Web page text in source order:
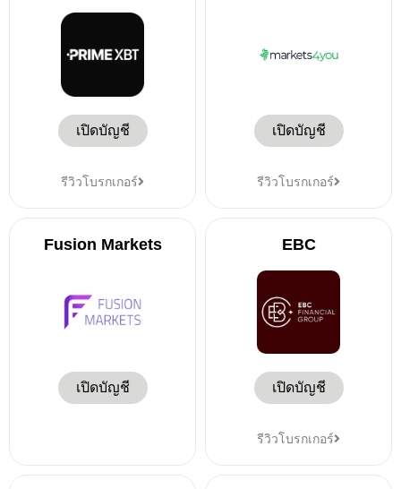
เปิดบัญชี
รีวิวโบรกเกอร์
เปิดบัญชี
รีวิวโบรกเกอร์
Fusion Markets
เปิดบัญชี
EBC
เปิดบัญชี
รีวิวโบรกเกอร์